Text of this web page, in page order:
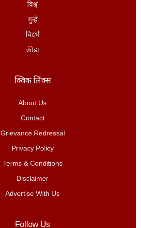
विश्व
गुन्हे
विदर्भ
क्रीडा
क्विक लिंक्स
About Us
Contact
Grievance Redressal
Privacy Policy
Terms & Conditions
Disclaimer
Advertise With Us
Follow Us